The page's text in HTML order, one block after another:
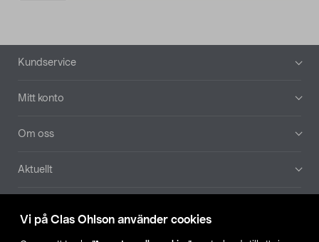
Vi på Clas Ohlson använder cookies
Sidfot
Kundservice
Mitt konto
Om oss
Aktuellt
Hitta butik